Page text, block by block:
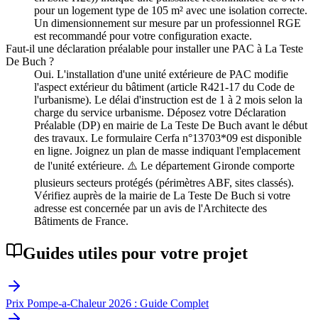
pour un logement type de 105 m² avec une isolation correcte.
Un dimensionnement sur mesure par un professionnel RGE
est recommandé pour votre configuration exacte.
Faut-il une déclaration préalable pour installer une PAC à La Teste
De Buch ?
Oui. L'installation d'une unité extérieure de PAC modifie
l'aspect extérieur du bâtiment (article R421-17 du Code de
l'urbanisme). Le délai d'instruction est de 1 à 2 mois selon la
charge du service urbanisme. Déposez votre Déclaration
Préalable (DP) en mairie de La Teste De Buch avant le début
des travaux. Le formulaire Cerfa n°13703*09 est disponible
en ligne. Joignez un plan de masse indiquant l'emplacement
de l'unité extérieure. ⚠️ Le département Gironde comporte
plusieurs secteurs protégés (périmètres ABF, sites classés).
Vérifiez auprès de la mairie de La Teste De Buch si votre
adresse est concernée par un avis de l'Architecte des
Bâtiments de France.
Guides utiles pour votre projet
Prix Pompe-a-Chaleur 2026 : Guide Complet